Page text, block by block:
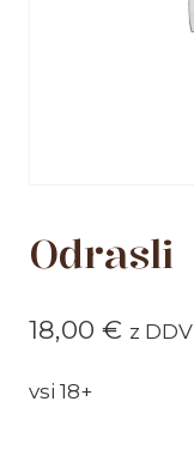
Odrasli
18,00 € z DDV
vsi 18+